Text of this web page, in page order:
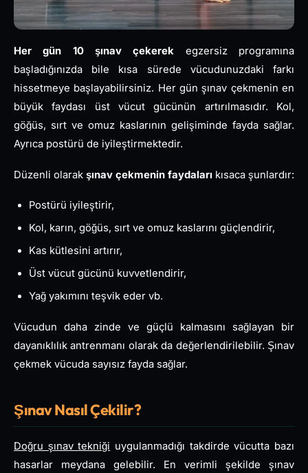
Her gün 10 şınav çekerek egzersiz programına
başladığınızda bile kısa sürede vücudunuzdaki farkı
hissetmeye başlayabilirsiniz. Her gün şınav çekmenin en
büyük faydası üst vücut gücünün artırılmasıdır. Kol,
göğüs, sırt ve omuz kaslarının gelişiminde fayda sağlar.
Ayrıca postürü de iyileştirmektedir.
Düzenli olarak şınav çekmenin faydaları kısaca şunlardır:
Postürü iyileştirir,
Kol, karın, göğüs, sırt ve omuz kaslarını güçlendirir,
Kas kütlesini artırır,
Üst vücut gücünü kuvvetlendirir,
Yağ yakımını teşvik eder vb.
Vücudun daha zinde ve güçlü kalmasını sağlayan bir
dayanıklılık antrenmanı olarak da değerlendirilebilir. Şınav
çekmek vücuda sayısız fayda sağlar.
Şınav Nasıl Çekilir?
Doğru şınav tekniği uygulanmadığı takdirde vücutta bazı
hasarlar meydana gelebilir. En verimli şekilde şınav